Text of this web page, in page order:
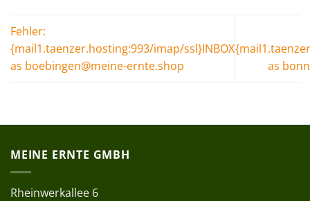
Fehler:
{mail1.taenzer.hosting:993/imap/ssl}INBOX
as boebingen@meine-ernte.shop
as
MEINE ERNTE GMBH
Rheinwerkallee 6